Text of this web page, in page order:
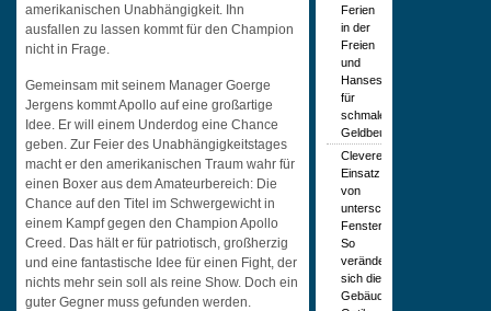
amerikanischen Unabhängigkeit. Ihn
ausfallen zu lassen kommt für den Champion
nicht in Frage.
Gemeinsam mit seinem Manager Goerge
Jergens kommt Apollo auf eine großartige
Idee. Er will einem Underdog eine Chance
geben. Zur Feier des Unabhängigkeitstages
macht er den amerikanischen Traum wahr für
einen Boxer aus dem Amateurbereich: Die
Chance auf den Titel im Schwergewicht in
einem Kampf gegen den Champion Apollo
Creed. Das hält er für patriotisch, großherzig
und eine fantastische Idee für einen Fight, der
nichts mehr sein soll als reine Show. Doch ein
guter Gegner muss gefunden werden.
Ferien
in der
Freien
und
Hansestadt
für
schmale
Geldbeutel
Cleverer
Einsatz
von
unterschiedlichen
Fenstern:
So
verändert
sich die
Gebäude-